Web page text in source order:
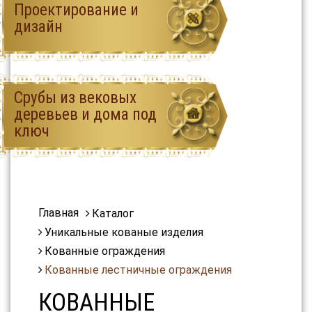
Проектирование и
дизайн
Срубы из вековых
деревьев и дома под
ключ
Главная
Каталог
Уникальные кованые изделия
Кованные ограждения
Кованные лестничные ограждения
КОВАННЫЕ